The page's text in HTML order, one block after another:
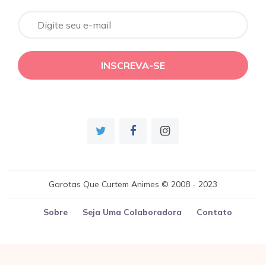
Garotas Que Curtem Animes © 2008 - 2023
Sobre Seja Uma Colaboradora Contato